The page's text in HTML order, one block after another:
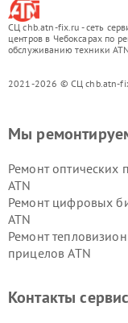
СЦ chb.atn-fix.ru - сеть
центров в Чебоксарах по
обслуживанию техники ATN
2021-2026 © СЦ chb.atn-
Мы
Ремонт оптических
ATN
Ремонт цифровых
ATN
Ремонт
прицелов ATN
Контакты